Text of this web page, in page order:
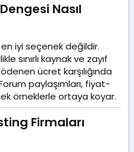
Nasıl
iyi seçenek değildir.
sınırlı kaynak ve zayıf
ücret karşılığında
Forum paylaşımları, fiyat-
örneklerle ortaya koyar.
Firmaları